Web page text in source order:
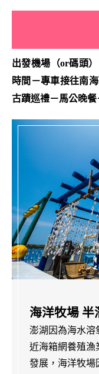
出發機場（or碼頭
時間－專車接往南
古蹟巡禮－馬公晚餐
海洋牧場 半
澎湖因為海水溶
近海箱網養殖漁
發展，海洋牧場